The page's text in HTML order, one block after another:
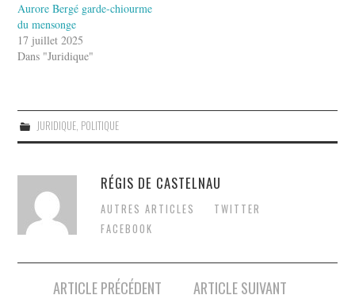
Aurore Bergé garde-chiourme
du mensonge
17 juillet 2025
Dans "Juridique"
JURIDIQUE, POLITIQUE
RÉGIS DE CASTELNAU
AUTRES ARTICLES
TWITTER
FACEBOOK
ARTICLE PRÉCÉDENT ARTICLE SUIVANT